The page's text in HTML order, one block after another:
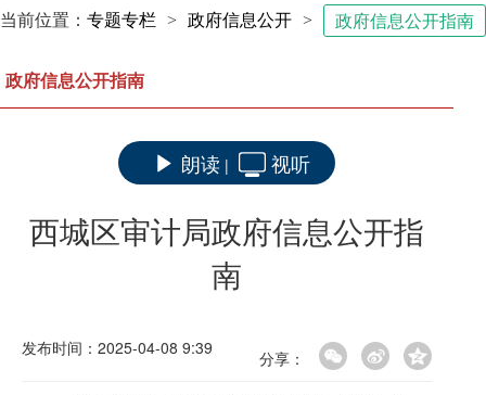
当前位置： 专题专栏 > 政府信息公开 > 政府信息公开指南
政府信息公开指南
朗读 | 视听
西城区审计局政府信息公开指
南
发布时间：2025-04-08 9:39 分享：